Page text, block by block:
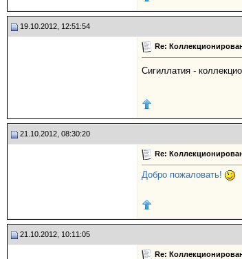
19.10.2012, 12:51:54
Re:
Сигиллатия -
21.10.2012, 08:30:20
Re:
Добро пожаловать!
21.10.2012, 10:11:05
Re: